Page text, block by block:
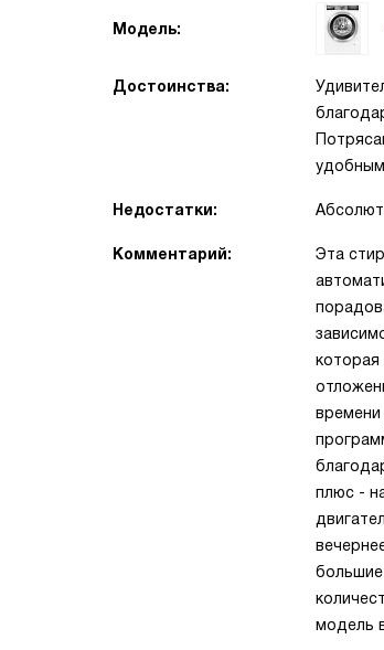
Модель:
Достоинства:
Недостатки:
Комментарий:
Эта
времени
плюс -
модель